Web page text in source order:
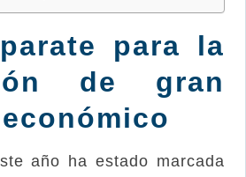
para la
de gran
año ha estado marcada